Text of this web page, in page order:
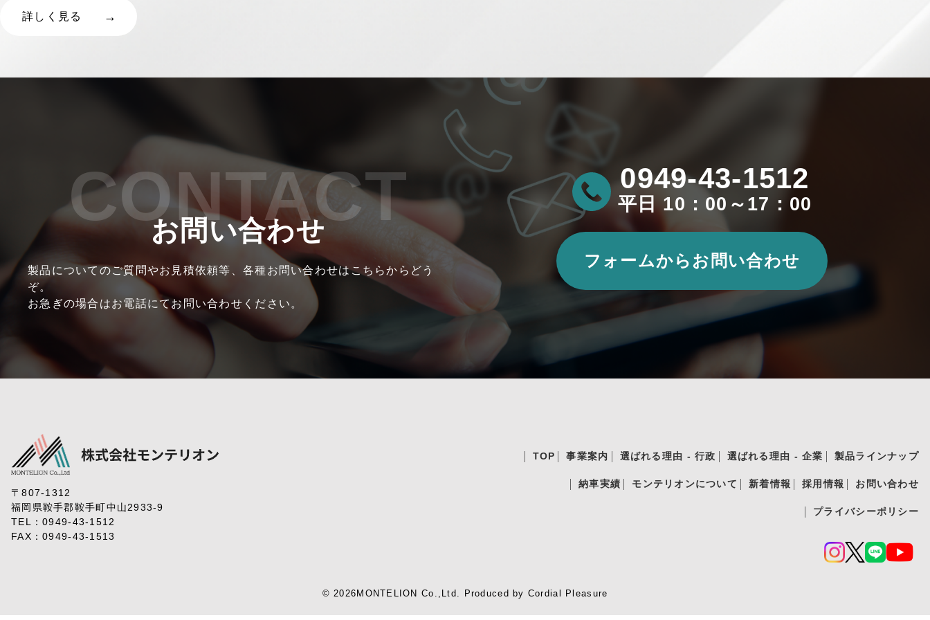
詳しく見る
CONTACT
お問い合わせ
製品についてのご質問やお見積依頼等、各種お問い合わせはこちらからどう
ぞ。
お急ぎの場合はお電話にてお問い合わせください。
0949-43-1512
平日 10：00～17：00
フォームからお問い合わせ
〒807-1312
福岡県鞍手郡鞍手町中山2933-9
TEL：0949-43-1512
FAX：0949-43-1513
TOP 事業案内 選ばれる理由 - 行政 選ばれる理由 - 企業 製品ラインナップ
納車実績 モンテリオンについて 新着情報 採用情報 お問い合わせ
プライバシーポリシー
© 2026MONTELION Co.,Ltd. Produced by Cordial Pleasure